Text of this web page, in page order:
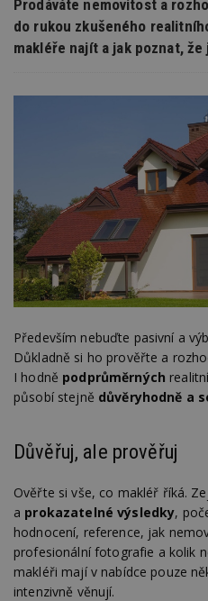
Prodáváte nemovitost a
do rukou zkušeného
makléře najít a jak poznat,
Především nebuďte pasivní a
Důkladně si ho prověřte a
I hodně podprůměrných
působí stejně důvěryhodně a
Důvěřuj, ale prověřuj
Ověřte si vše, co makléř říká.
a prokazatelné výsledky,
hodnocení, reference, jak
profesionální fotografie a kolik
makléři mají v nabídce pouze
intenzivně věnují.